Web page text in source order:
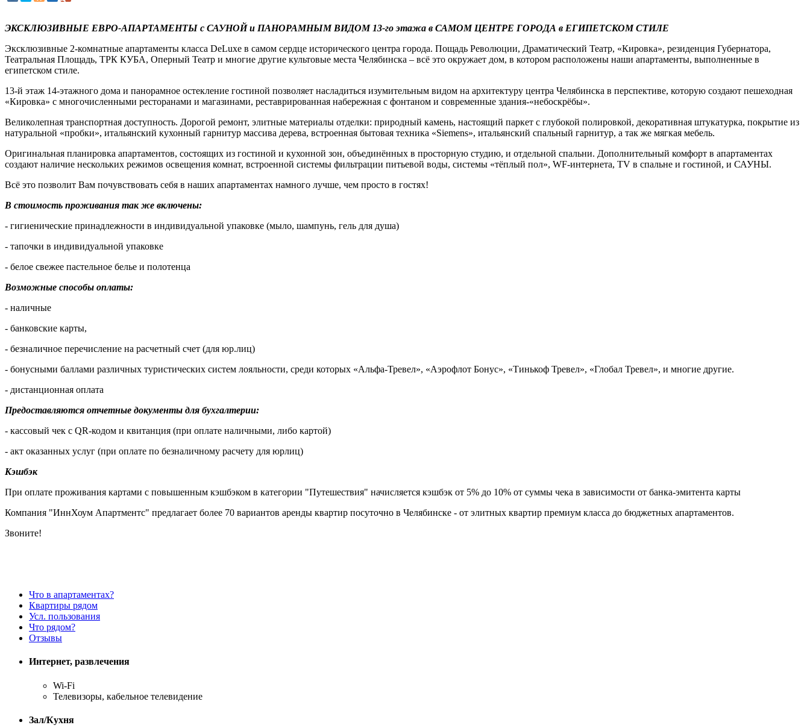
ЭКСКЛЮЗИВНЫЕ ЕВРО-АПАРТАМЕНТЫ с САУНОЙ и ПАНОРАМНЫМ ВИДОМ 13-го этажа в САМОМ ЦЕНТРЕ ГОРОДА в ЕГИПЕТСКОМ СТИЛЕ
Эксклюзивные 2-комнатные апартаменты класса DeLuxe в самом сердце исторического центра города. Пощадь Революции, Драматический Театр, «Кировка», резиденция Губернатора,
Театральная Площадь, ТРК КУБА, Оперный Театр и многие другие культовые места Челябинска – всё это окружает дом, в котором расположены наши апартаменты, выполненные в
египетском стиле.
13-й этаж 14-этажного дома и панорамное остекление гостиной позволяет насладиться изумительным видом на архитектуру центра Челябинска в перспективе, которую создают пешеходная
«Кировка» с многочисленными ресторанами и магазинами, реставрированная набережная с фонтаном и современные здания-«небоскрёбы».
Великолепная транспортная доступность. Дорогой ремонт, элитные материалы отделки: природный камень, настоящий паркет с глубокой полировкой, декоративная штукатурка, покрытие из
натуральной «пробки», итальянский кухонный гарнитур массива дерева, встроенная бытовая техника «Siemens», итальянский спальный гарнитур, а так же мягкая мебель.
Оригинальная планировка апартаментов, состоящих из гостиной и кухонной зон, объединённых в просторную студию, и отдельной спальни. Дополнительный комфорт в апартаментах
создают наличие нескольких режимов освещения комнат, встроенной системы фильтрации питьевой воды, системы «тёплый пол», WF-интернета, TV в спальне и гостиной, и САУНЫ.
Всё это позволит Вам почувствовать себя в наших апартаментах намного лучше, чем просто в гостях!
В стоимость проживания так же включены:
- гигиенические принадлежности в индивидуальной упаковке (мыло, шампунь, гель для душа)
- тапочки в индивидуальной упаковке
- белое свежее пастельное белье и полотенца
Возможные способы оплаты:
- наличные
- банковские карты,
- безналичное перечисление на расчетный счет (для юр.лиц)
- бонусными баллами различных туристических систем лояльности, среди которых «Альфа-Тревел», «Аэрофлот Бонус», «Тинькоф Тревел», «Глобал Тревел», и многие другие.
- дистанционная оплата
Предоставляются отчетные документы для бухгалтерии:
- кассовый чек с QR-кодом и квитанция (при оплате наличными, либо картой)
- акт оказанных услуг (при оплате по безналичному расчету для юрлиц)
Кэшбэк
При оплате проживания картами с повышенным кэшбэком в категории "Путешествия" начисляется кэшбэк от 5% до 10% от суммы чека в зависимости от банка-эмитента карты
Компания "ИннХоум Апартментс" предлагает более 70 вариантов аренды квартир посуточно в Челябинске - от элитных квартир премиум класса до бюджетных апартаментов.
Звоните!
Что в апартаментах?
Квартиры рядом
Усл. пользования
Что рядом?
Отзывы
Интернет, развлечения
Wi-Fi
Телевизоры, кабельное телевидение
Зал/Кухня